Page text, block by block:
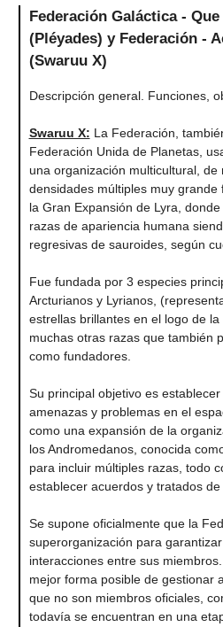
Federación Galáctica - Que
(Pléyades) y Federación -
(Swaruu X)
Descripción general. Funciones,
Swaruu X: La Federación,
Federación Unida de Planetas,
una organización multicultural, de
densidades múltiples muy
la Gran Expansión de Lyra,
razas de apariencia humana
regresivas de sauroides, según
Fue fundada por 3 especies
Arcturianos y Lyrianos,
estrellas brillantes en el logo de
muchas otras razas que también
como fundadores.
Su principal objetivo es
amenazas y problemas en el
como una expansión de la
los Andromedanos, conocida
para incluir múltiples razas, todo
establecer acuerdos y tratados de
Se supone oficialmente que la
superorganización para
interacciones entre sus
mejor forma posible de gestionar
que no son miembros oficiales,
todavía se encuentran en una